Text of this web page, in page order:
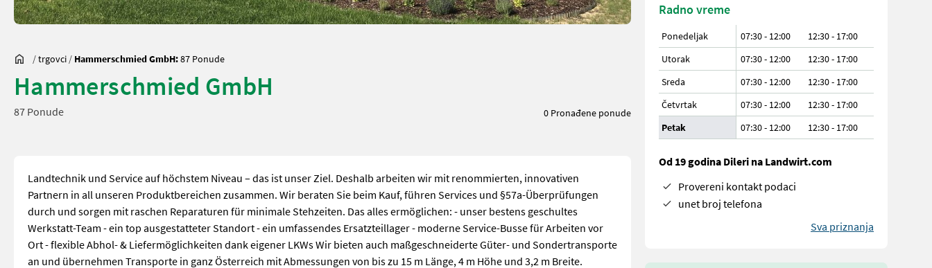
/trgovci / Hammerschmied GmbH:87 Ponude
Hammerschmied GmbH
87 Ponude 0 Pronađene ponude
Landtechnik und Service auf höchstem Niveau – das ist unser Ziel. Deshalb arbeiten wir mit renommierten, innovativen
Partnern in all unseren Produktbereichen zusammen. Wir beraten Sie beim Kauf, führen Services und §57a-Überprüfungen
durch und sorgen mit raschen Reparaturen für minimale Stehzeiten. Das alles ermöglichen: - unser bestens geschultes
Werkstatt-Team - ein top ausgestatteter Standort - ein umfassendes Ersatzteillager - moderne Service-Busse für Arbeiten vor
Ort - flexible Abhol- & Liefermöglichkeiten dank eigener LKWs Wir bieten auch maßgeschneiderte Güter- und Sondertransporte
an und übernehmen Transporte in ganz Österreich mit Abmessungen von bis zu 15 m Länge, 4 m Höhe und 3,2 m Breite.
Radno vreme
Ponedeljak 07:30 - 12:00
12:30 - 17:00
Utorak
07:30 - 12:00
12:30 - 17:00
Sreda
07:30 - 12:00
12:30 - 17:00
Četvrtak
07:30 - 12:00
12:30 - 17:00
Petak
07:30 - 12:00 12:30 - 17:00
Od 19 godina Dileri na Landwirt.com
Provereni kontakt podaci
unet broj telefona
Sva priznanja